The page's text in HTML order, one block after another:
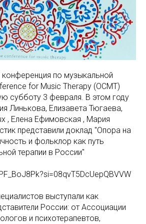
по музыкальной
for Music Therapy (OCMT)
субботу 3 февраля. В этом году
Линькова, Елизавета Тюгаева,
, Елена Ефимовская , Мария
представили доклад "Опора на
и фольклор как путь
терапии в России"
выступали как
России: от Ассоциации
и психотерапевтов,